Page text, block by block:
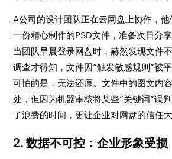
A公司的设计团队正在云网盘上协作，
一份精心制作的PSD文件，准备次日分
当团队早晨登录网盘时，赫然发现文件
调查才得知，文件因“触发敏感规则”被
可怕的是，无法还原。文件中的图文内
处，但因为机器审核将某些“关键词”误
了浪费的时间，更让企业对网盘的信任大
2. 数据不可控：企业形象受损